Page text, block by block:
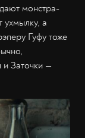
монстра-
а
Гуфу тоже
Заточки —